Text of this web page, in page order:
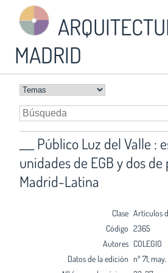
MADRID
___ Público Luz del Valle
unidades de EGB y dos de
Madrid-Latina
Clase Artículos
Código 2365
Autores COLEGIO
Datos de la edición nº 71,